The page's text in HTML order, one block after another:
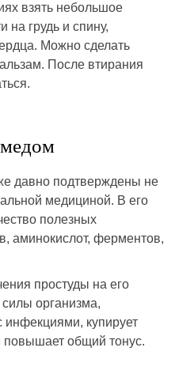
взять небольшое
на грудь и спину,
Можно сделать
После втирания
давно подтверждены не
медициной. В его
полезных
аминокислот, ферментов,
простуды на его
организма,
купирует
повышает общий тонус.